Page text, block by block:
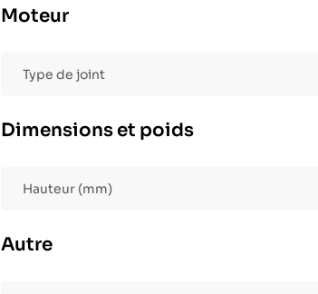
Moteur
Type de joint
Dimensions et poids
Hauteur (mm)
Autre